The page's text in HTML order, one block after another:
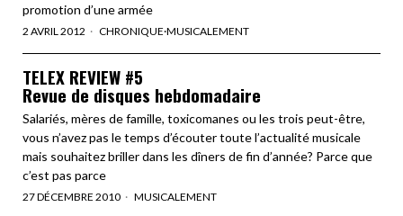
promotion d’une armée
2 AVRIL 2012 CHRONIQUE·MUSICALEMENT
TELEX REVIEW #5
Revue de disques hebdomadaire
Salariés, mères de famille, toxicomanes ou les trois peut-être,
vous n’avez pas le temps d’écouter toute l’actualité musicale
mais souhaitez briller dans les dîners de fin d’année? Parce que
c’est pas parce
27 DÉCEMBRE 2010 MUSICALEMENT